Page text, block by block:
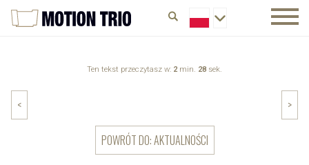
Ten tekst przeczytasz w: 2 min. 28 sek.
< >
POWRÓT DO: AKTUALNOŚCI